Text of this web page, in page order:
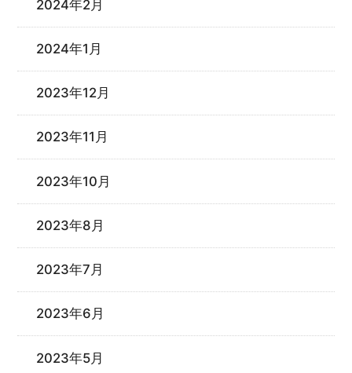
2024年2月
2024年1月
2023年12月
2023年11月
2023年10月
2023年8月
2023年7月
2023年6月
2023年5月